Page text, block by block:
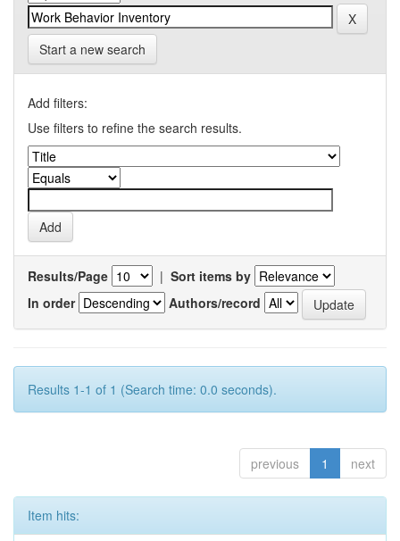
Start a new search
Add filters:
Use filters to refine the search results.
Results/Page | Sort items by
In order
Authors/record
Results 1-1 of 1 (Search time: 0.0 seconds).
previous 1 next
Item hits: